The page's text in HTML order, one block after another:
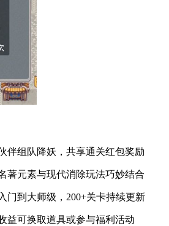
伴组队降妖，共享通关红包奖励
著元素与现代消除玩法巧妙结合
门到大师级，200+关卡持续更新
益可换取道具或参与福利活动